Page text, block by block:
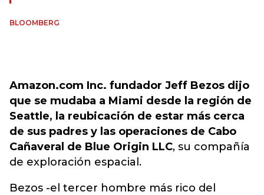
BLOOMBERG
Amazon.com Inc. fundador Jeff Bezos dijo
que se mudaba a Miami desde la región de
Seattle, la reubicación de estar más cerca
de sus padres y las operaciones de Cabo
Cañaveral de Blue Origin LLC, su compañía
de exploración espacial.
Bezos -el tercer hombre más rico del